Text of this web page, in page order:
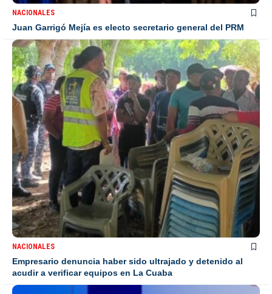
NACIONALES
Juan Garrigó Mejía es electo secretario general del PRM
NACIONALES
Empresario denuncia haber sido ultrajado y detenido al
acudir a verificar equipos en La Cuaba